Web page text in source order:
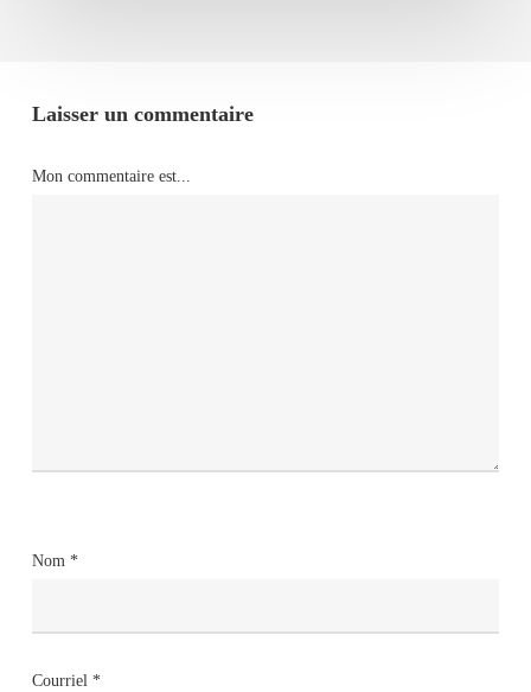
Laisser un commentaire
Mon commentaire est...
Nom *
Courriel *